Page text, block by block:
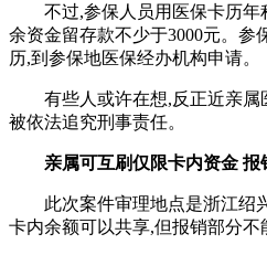
不过,参保人员用医保卡历年
余资金留存款不少于3000元。
历,到参保地医保经办机构申请。
有些人或许在想,反正近亲
被依法追究刑事责任。
亲属可互刷仅限卡内资金 报
此次案件审理地点是浙江绍
卡内余额可以共享,但报销部分不